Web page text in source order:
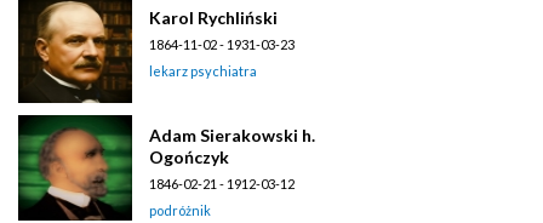
Karol Rychliński
1864-11-02 - 1931-03-23
lekarz psychiatra
Adam Sierakowski h.
Ogończyk
1846-02-21 - 1912-03-12
podróżnik